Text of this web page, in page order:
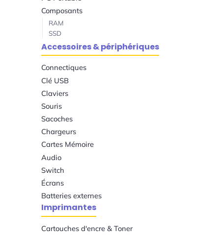
Composants
RAM
SSD
Accessoires & périphériques
Connectiques
Clé USB
Claviers
Souris
Sacoches
Chargeurs
Cartes Mémoire
Audio
Switch
Écrans
Batteries externes
Imprimantes
Cartouches d'encre & Toner